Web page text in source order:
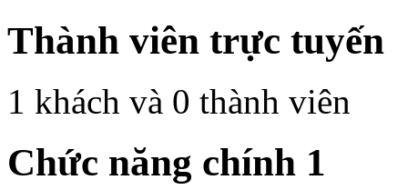
Thành viên trực tuyến
1 khách và 0 thành viên
Chức năng chính 1